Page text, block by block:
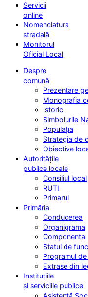
Servicii
online
Nomenclatura
stradală
Monitorul
Oficial Local
Despre
comună
Prezentare
Monografia
Istoric
Simbolurile
Populația
Strategia de
Obiective
Autoritățile
publice locale
Consiliul local
RUTI
Primarul
Primăria
Conducerea
Organigrama
Componența
Statul de
Programul
Extrase din
Instituțiile
și serviciile publice
Asistență